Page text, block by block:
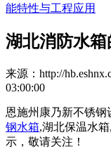
能特性与工程应用
湖北消防水
来源：http://
03:00:00
恩施州康乃新不锈
钢水箱,湖北保温水
示，敬请关注！